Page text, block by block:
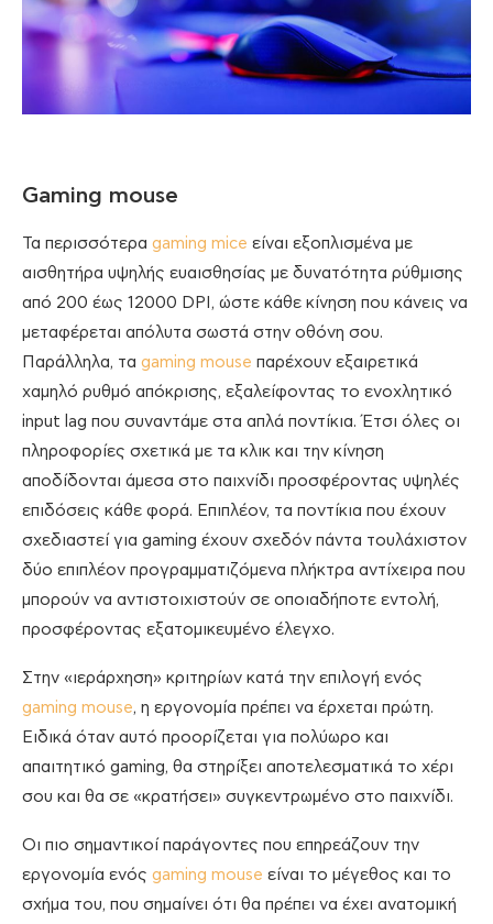
Gaming mouse
Τα περισσότερα gaming mice είναι εξοπλισμένα με
αισθητήρα υψηλής ευαισθησίας με δυνατότητα ρύθμισης
από 200 έως 12000 DPI, ώστε κάθε κίνηση που κάνεις να
μεταφέρεται απόλυτα σωστά στην οθόνη σου.
Παράλληλα, τα gaming mouse παρέχουν εξαιρετικά
χαμηλό ρυθμό απόκρισης, εξαλείφοντας το ενοχλητικό
input lag που συναντάμε στα απλά ποντίκια. Έτσι όλες οι
πληροφορίες σχετικά με τα κλικ και την κίνηση
αποδίδονται άμεσα στο παιχνίδι προσφέροντας υψηλές
επιδόσεις κάθε φορά. Επιπλέον, τα ποντίκια που έχουν
σχεδιαστεί για gaming έχουν σχεδόν πάντα τουλάχιστον
δύο επιπλέον προγραμματιζόμενα πλήκτρα αντίχειρα που
μπορούν να αντιστοιχιστούν σε οποιαδήποτε εντολή,
προσφέροντας εξατομικευμένο έλεγχο.
Στην «ιεράρχηση» κριτηρίων κατά την επιλογή ενός
gaming mouse, η εργονομία πρέπει να έρχεται πρώτη.
Ειδικά όταν αυτό προορίζεται για πολύωρο και
απαιτητικό gaming, θα στηρίξει αποτελεσματικά το χέρι
σου και θα σε «κρατήσει» συγκεντρωμένο στο παιχνίδι.
Οι πιο σημαντικοί παράγοντες που επηρεάζουν την
εργονομία ενός gaming mouse είναι το μέγεθος και το
σχήμα του, που σημαίνει ότι θα πρέπει να έχει ανατομική